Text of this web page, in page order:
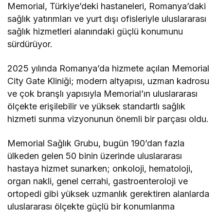
Memorial, Türkiye’deki hastaneleri, Romanya’daki
sağlık yatırımları ve yurt dışı ofisleriyle uluslararası
sağlık hizmetleri alanındaki güçlü konumunu
sürdürüyor.
2025 yılında Romanya’da hizmete açılan Memorial
City Gate Kliniği; modern altyapısı, uzman kadrosu
ve çok branşlı yapısıyla Memorial’ın uluslararası
ölçekte erişilebilir ve yüksek standartlı sağlık
hizmeti sunma vizyonunun önemli bir parçası oldu.
Memorial Sağlık Grubu, bugün 190’dan fazla
ülkeden gelen 50 binin üzerinde uluslararası
hastaya hizmet sunarken; onkoloji, hematoloji,
organ nakli, genel cerrahi, gastroenteroloji ve
ortopedi gibi yüksek uzmanlık gerektiren alanlarda
uluslararası ölçekte güçlü bir konumlanma